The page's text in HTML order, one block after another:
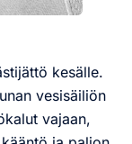
kesälle.
vesisäiliön
vajaan,